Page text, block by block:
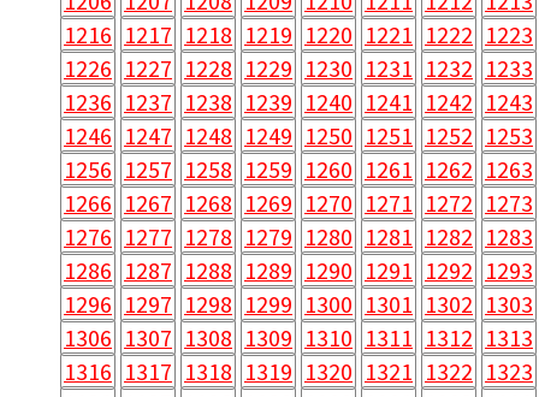
1216 1217 1218 1219 1220 1221 1222 1223
1226 1227 1228 1229 1230 1231 1232 1233
1236 1237 1238 1239 1240 1241 1242 1243
1246 1247 1248 1249 1250 1251 1252 1253
1256 1257 1258 1259 1260 1261 1262 1263
1266 1267 1268 1269 1270 1271 1272 1273
1276 1277 1278 1279 1280 1281 1282 1283
1286 1287 1288 1289 1290 1291 1292 1293
1296 1297 1298 1299 1300 1301 1302 1303
1306 1307 1308 1309 1310 1311 1312 1313
1316 1317 1318 1319 1320 1321 1322 1323